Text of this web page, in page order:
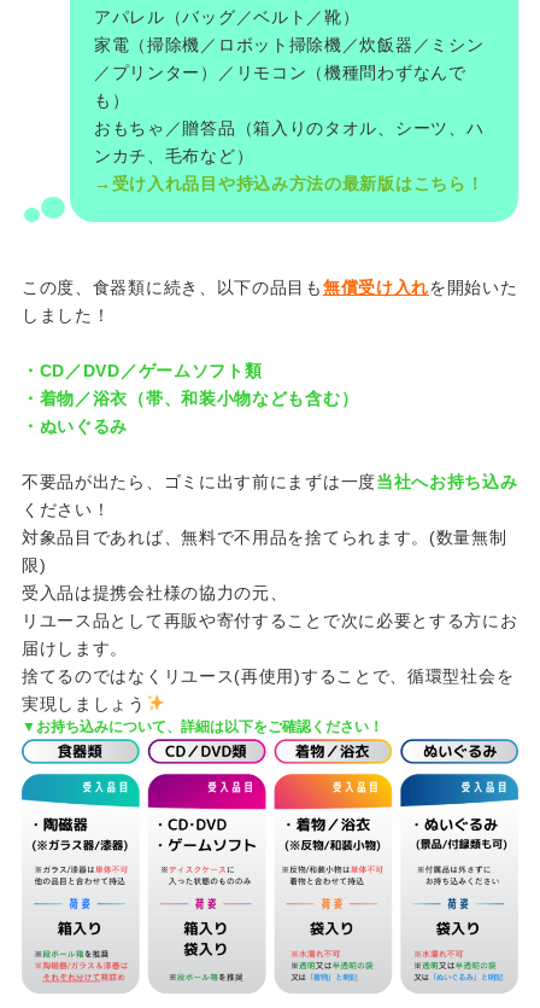
アパレル（バッグ／ベルト／靴）
家電（掃除機／ロボット掃除機／炊飯器／ミシン
／プリンター）／リモコン（機種問わずなんで
も）
おもちゃ／贈答品（箱入りのタオル、シーツ、ハ
ンカチ、毛布など）
→受け入れ品目や持込み方法の最新版はこちら！
この度、食器類に続き、以下の品目も無償受け入れを開始いた
しました！
・CD／DVD／ゲームソフト類
・着物／浴衣（帯、和装小物なども含む）
・ぬいぐるみ
不要品が出たら、ゴミに出す前にまずは一度当社へお持ち込み
ください！
対象品目であれば、無料で不用品を捨てられます。(数量無制
限)
受入品は提携会社様の協力の元、
リユース品として再販や寄付することで次に必要とする方にお
届けします。
捨てるのではなくリユース(再使用)することで、循環型社会を
実現しましょう
▼お持ち込みについて、詳細は以下をご確認ください！